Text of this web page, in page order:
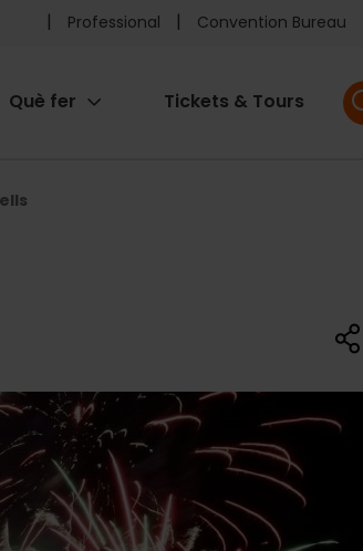
Pre
header
Professional Convention Bureau
Què fer Tickets & Tours